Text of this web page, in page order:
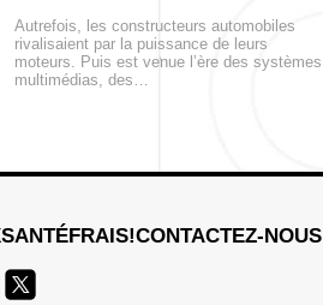
Autrefois, les constructeurs automobiles
rivalisaient par la puissance de leurs
moteurs. Puis est venue l’ère des systèmes
multimédias, des…
SANTÉFRAIS!CONTACTEZ-NOUS